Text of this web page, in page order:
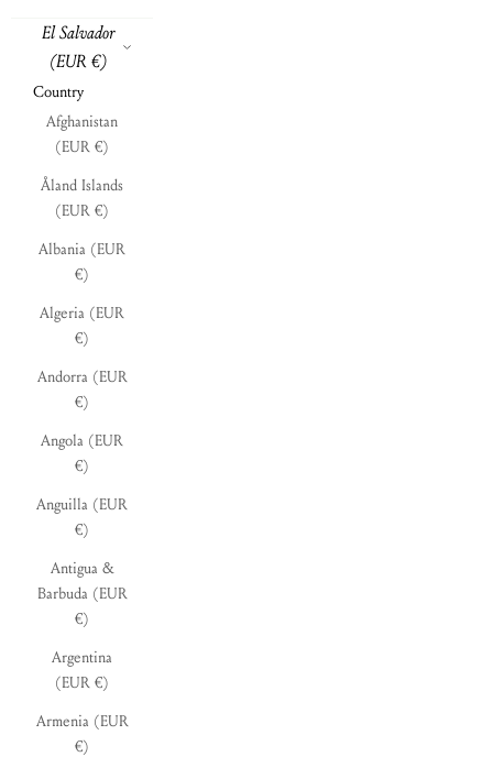
El Salvador
(EUR €)
Country
Afghanistan
(EUR €)
Åland Islands
(EUR €)
Albania (EUR
€)
Algeria (EUR
€)
Andorra (EUR
€)
Angola (EUR
€)
Anguilla (EUR
€)
Antigua &
Barbuda (EUR
€)
Argentina
(EUR €)
Armenia (EUR
€)